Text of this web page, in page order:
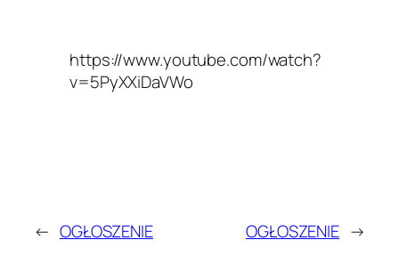
https://www.youtube.com/watch?
v=5PyXXiDaVWo
← OGŁOSZENIE OGŁOSZENIE →